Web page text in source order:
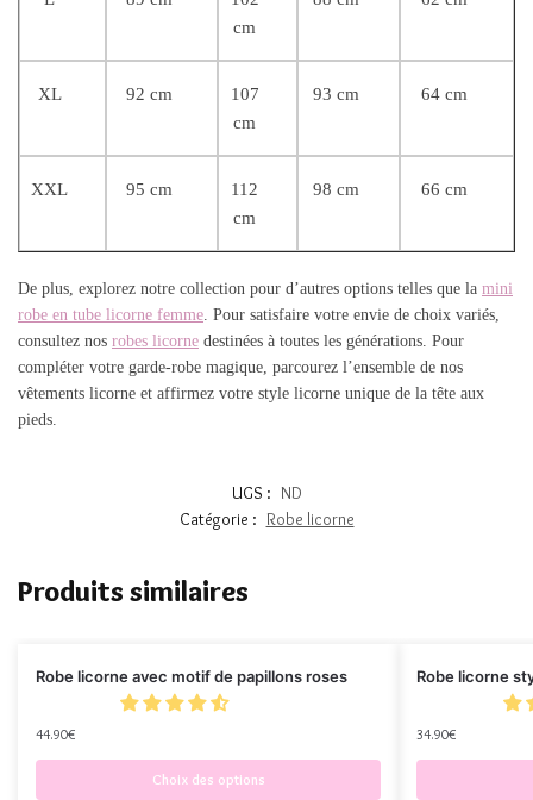
cm
XL 92 cm
107
cm
93 cm 64 cm
XXL 95 cm
112
cm
98 cm 66 cm
De plus, explorez notre collection pour d’autres options telles que la mini
robe en tube licorne femme . Pour satisfaire votre envie de choix variés,
consultez nos robes licorne destinées à toutes les générations. Pour
compléter votre garde-robe magique, parcourez l’ensemble de nos
vêtements licorne et affirmez votre style licorne unique de la tête aux
pieds.
UGS : ND
Catégorie : Robe licorne
Produits similaires
Robe licorne avec motif de papillons roses
44.90€
Choix des options
Robe licorne
34.90€